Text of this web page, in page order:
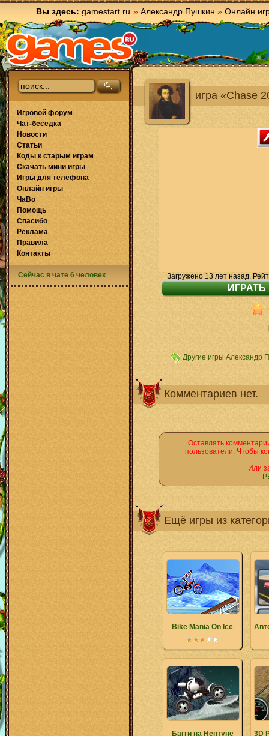
Вы здесь: gamestart.ru » Александр Пушкин » Онлайн
игра «Chase
Загружено 13 лет назад.
Другие игры Александр
Комментариев нет.
Оставлять
пользователи. Чтобы
Или
Ещё игры из
Bike Mania On Ice
Багги на Нептуне 3D
Игровой форум
Чат-беседка
Новости
Статьи
Коды к старым играм
Скачать мини игры
Игры для телефона
Онлайн игры
ЧаВо
Помощь
Спасибо
Реклама
Правила
Контакты
Сейчас в чате 6 человек